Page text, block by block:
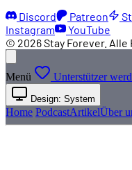
Discord Patreon
Instagram
YouTube
© 2026 Stay Forever. Alle
Menü Unterstützer
Design: System
Home PodcastArtikelÜber